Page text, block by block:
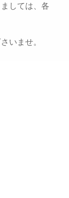
しては、各
いませ。